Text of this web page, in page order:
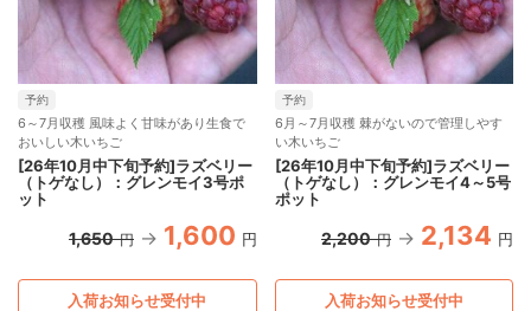
予約
6～7月収穫 風味よく甘味があり生食で
おいしい木いちご
[26年10月中下旬予約]ラズベリー
（トゲなし）：グレンモイ3号ポ
ット
1,650 円 1,600 円
入荷お知らせ受付中
予約
6月～7月収穫 棘がないので管理しやす
い木いちご
[26年10月中下旬予約]ラズベリー
（トゲなし）：グレンモイ4～5号
ポット
2,200 円 2,134 円
入荷お知らせ受付中